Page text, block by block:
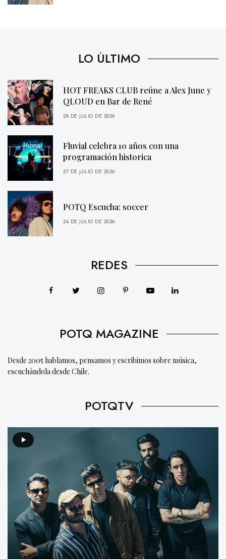
LO ÚLTIMO
HOT FREAKS CLUB reúne a Alex June y
QLOUD en Bar de René
28 DE JULIO DE 2026
Fluvial celebra 10 años con una
programación historica
27 DE JULIO DE 2026
POTQ Escucha: soccer
24 DE JULIO DE 2026
REDES
POTQ MAGAZINE
Desde 2005 hablamos, pensamos y escribimos sobre música,
escuchándola desde Chile.
POTQTV